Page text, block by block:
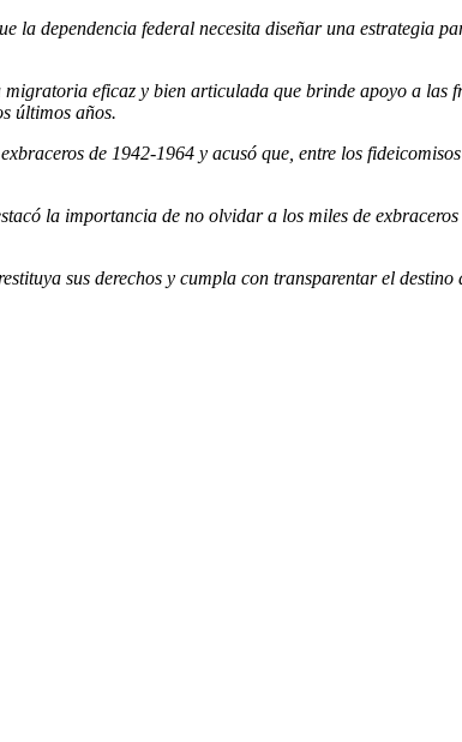
la dependencia federal necesita diseñar una estrategia
eficaz y bien articulada que brinde apoyo a las
últimos años.
de 1942-1964 y acusó que, entre los
la importancia de no olvidar a los miles de
sus derechos y cumpla con transparentar el